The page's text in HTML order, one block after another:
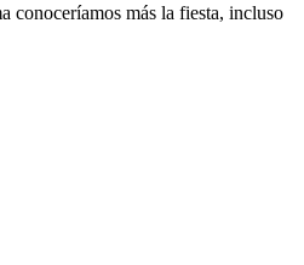
conoceríamos más la fiesta, incluso